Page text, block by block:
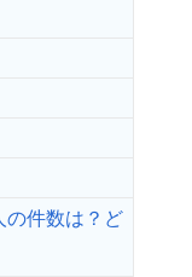
の件数は？ど